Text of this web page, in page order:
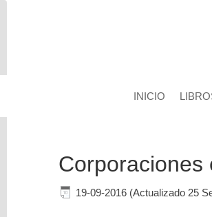
INICIO
en
Blog
Corporaciones
19-09-2016 (Actualizado 25